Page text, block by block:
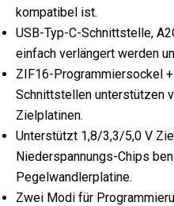
kompatibel ist.
USB-Typ-C-Schnittstelle,
einfach verlängert werden
ZIF16-Programmiersockel
Schnittstellen unterstützen
Zielplatinen.
Unterstützt 1,8/3,3/5,0 V
Niederspannungs-Chips
Pegelwandlerplatine.
Zwei Modi für